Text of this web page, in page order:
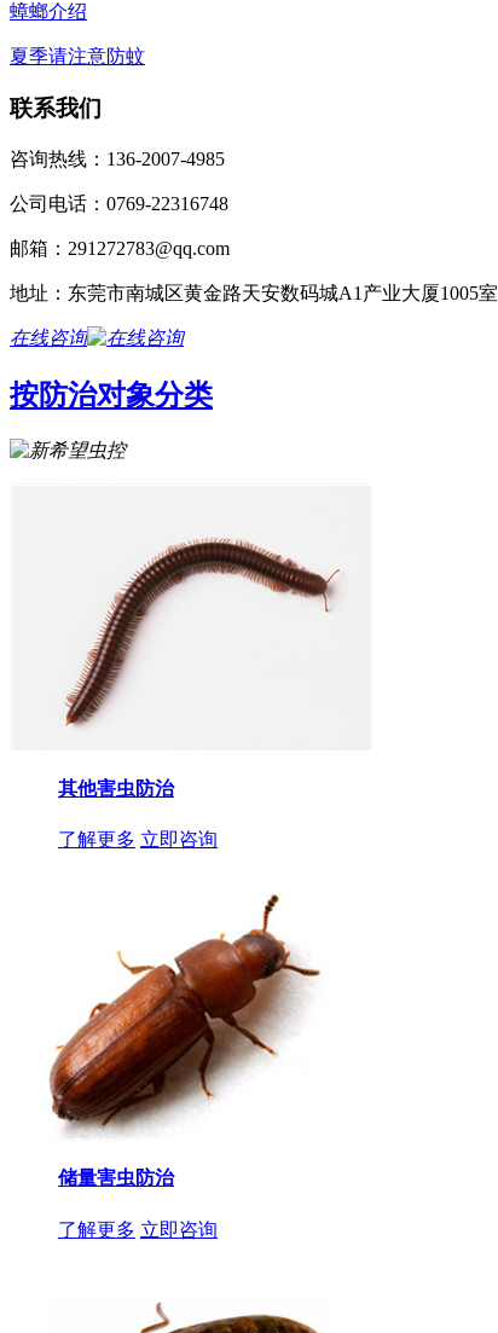
蟑螂介绍
夏季请注意防蚊
联系我们
咨询热线：136-2007-4985
公司电话：0769-22316748
邮箱：291272783@qq.com
地址：东莞市南城区黄金路天安数码城A1产业大厦1005室
在线咨询
按防治对象分类
其他害虫防治
了解更多 立即咨询
储量害虫防治
了解更多 立即咨询